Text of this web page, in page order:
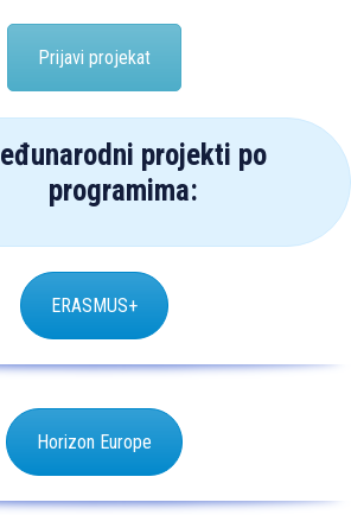
Prijavi projekat
projekti po
programima:
ERASMUS+
Horizon Europe